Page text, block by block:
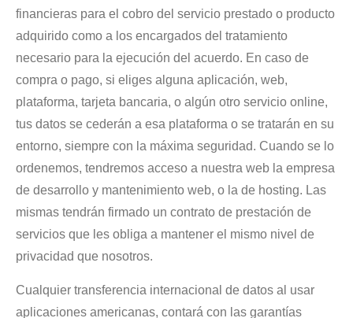
financieras para el cobro del servicio prestado o producto
adquirido como a los encargados del tratamiento
necesario para la ejecución del acuerdo. En caso de
compra o pago, si eliges alguna aplicación, web,
plataforma, tarjeta bancaria, o algún otro servicio online,
tus datos se cederán a esa plataforma o se tratarán en su
entorno, siempre con la máxima seguridad. Cuando se lo
ordenemos, tendremos acceso a nuestra web la empresa
de desarrollo y mantenimiento web, o la de hosting. Las
mismas tendrán firmado un contrato de prestación de
servicios que les obliga a mantener el mismo nivel de
privacidad que nosotros.
Cualquier transferencia internacional de datos al usar
aplicaciones americanas, contará con las garantías